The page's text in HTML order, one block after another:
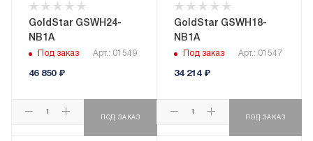
GoldStar GSWH24-
NB1A
Под заказ Арт.: 01549
46 850₽
ПОД ЗАКАЗ
GoldStar GSWH18-
NB1A
Под заказ Арт.: 01547
34 214₽
ПОД ЗАКАЗ